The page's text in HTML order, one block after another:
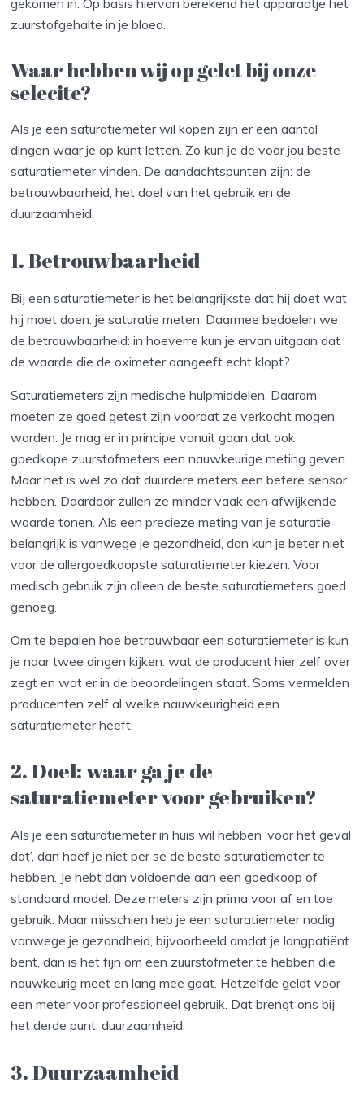
gekomen in. Op basis hiervan berekend het apparaatje het
zuurstofgehalte in je bloed.
Waar hebben wij op gelet bij onze
selecite?
Als je een saturatiemeter wil kopen zijn er een aantal
dingen waar je op kunt letten. Zo kun je de voor jou beste
saturatiemeter vinden. De aandachtspunten zijn: de
betrouwbaarheid, het doel van het gebruik en de
duurzaamheid.
1. Betrouwbaarheid
Bij een saturatiemeter is het belangrijkste dat hij doet wat
hij moet doen: je saturatie meten. Daarmee bedoelen we
de betrouwbaarheid: in hoeverre kun je ervan uitgaan dat
de waarde die de oximeter aangeeft echt klopt?
Saturatiemeters zijn medische hulpmiddelen. Daarom
moeten ze goed getest zijn voordat ze verkocht mogen
worden. Je mag er in principe vanuit gaan dat ook
goedkope zuurstofmeters een nauwkeurige meting geven.
Maar het is wel zo dat duurdere meters een betere sensor
hebben. Daardoor zullen ze minder vaak een afwijkende
waarde tonen. Als een precieze meting van je saturatie
belangrijk is vanwege je gezondheid, dan kun je beter niet
voor de allergoedkoopste saturatiemeter kiezen. Voor
medisch gebruik zijn alleen de beste saturatiemeters goed
genoeg.
Om te bepalen hoe betrouwbaar een saturatiemeter is kun
je naar twee dingen kijken: wat de producent hier zelf over
zegt en wat er in de beoordelingen staat. Soms vermelden
producenten zelf al welke nauwkeurigheid een
saturatiemeter heeft.
2. Doel: waar ga je de
saturatiemeter voor gebruiken?
Als je een saturatiemeter in huis wil hebben ‘voor het geval
dat’, dan hoef je niet per se de beste saturatiemeter te
hebben. Je hebt dan voldoende aan een goedkoop of
standaard model. Deze meters zijn prima voor af en toe
gebruik. Maar misschien heb je een saturatiemeter nodig
vanwege je gezondheid, bijvoorbeeld omdat je longpatiënt
bent, dan is het fijn om een zuurstofmeter te hebben die
nauwkeurig meet en lang mee gaat. Hetzelfde geldt voor
een meter voor professioneel gebruik. Dat brengt ons bij
het derde punt: duurzaamheid.
3. Duurzaamheid